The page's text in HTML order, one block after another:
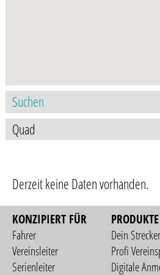
Derzeit keine Daten vorhanden.
KONZIPIERT FÜR
Fahrer
Vereinsleiter
Serienleiter
PRODUKTE
Dein
Profi
Digitale